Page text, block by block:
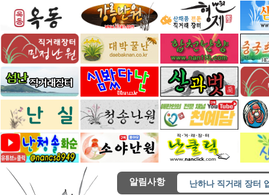
알림사항
난하나 직거래 장터
난하나직거래 모든